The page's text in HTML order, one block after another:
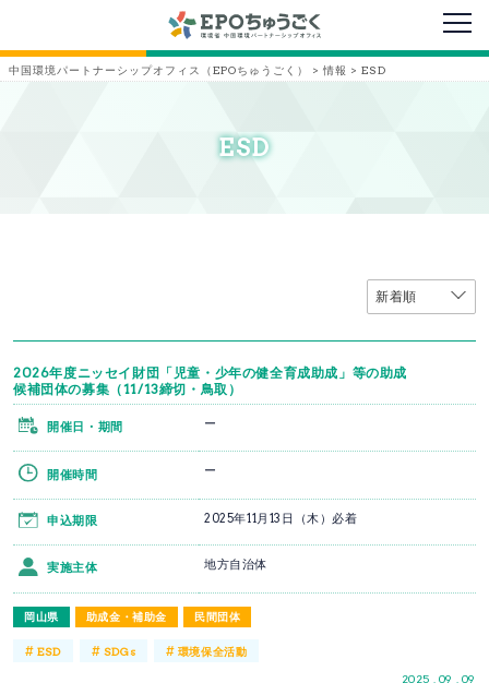
メニ
中国環境パートナーシップオフィス（EPOちゅうごく） > 情報 > ESD
ESD
2026年度ニッセイ財団「児童・少年の健全育成助成」等の助成
候補団体の募集（11/13締切・鳥取）
岡山県 助成金・補助金 民間団体
2025 . 09 . 09
開催日・期間 ー
開催時間 ー
申込期限 2025年11月13日（木）必着
実施主体 地方自治体
#ESD # SDGs # 環境保全活動